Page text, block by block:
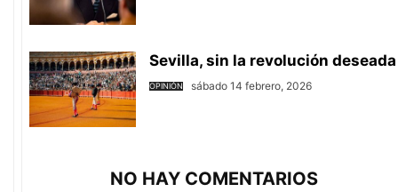
Sevilla, sin la revolución deseada
OPINIÓN sábado 14 febrero, 2026
NO HAY COMENTARIOS